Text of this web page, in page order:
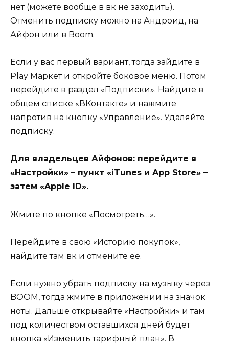
нет (можете вообще в вк не заходить).
Отменить подписку можно на Андроид, на
Айфон или в Boom.
Если у вас первый вариант, тогда зайдите в
Play Маркет и откройте боковое меню. Потом
перейдите в раздел «Подписки». Найдите в
общем списке «ВКонтакте» и нажмите
напротив на кнопку «Управление». Удаляйте
подписку.
Для владельцев Айфонов: перейдите в
«Настройки» – пункт «iTunes и App Store» –
затем «Apple ID».
Жмите по кнопке «Посмотреть…».
Перейдите в свою «Историю покупок»,
найдите там вк и отмените ее.
Если нужно убрать подписку на музыку через
BOOM, тогда жмите в приложении на значок
ноты. Дальше открывайте «Настройки» и там
под количеством оставшихся дней будет
кнопка «Изменить тарифный план». В